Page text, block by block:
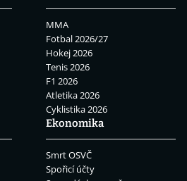
MMA
Fotbal 2026/27
Hokej 2026
Tenis 2026
F1 2026
Atletika 2026
Cyklistika 2026
Ekonomika
Smrt OSVČ
Spořicí účty